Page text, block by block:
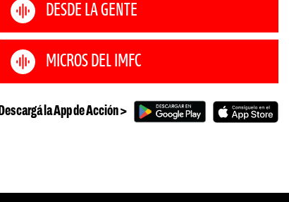
DESDE LA GENTE
MICROS DEL IMFC
Descargá la App de Acción >